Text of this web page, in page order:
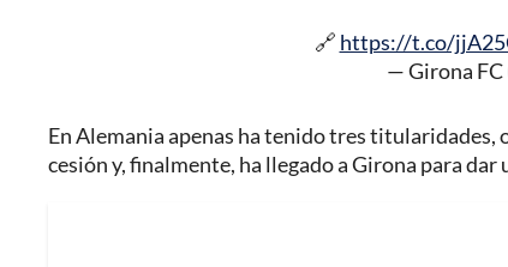
🔗 https://t.co/
— Girona FC
En Alemania apenas ha tenido tres
cesión y, finalmente, ha llegado a Girona para